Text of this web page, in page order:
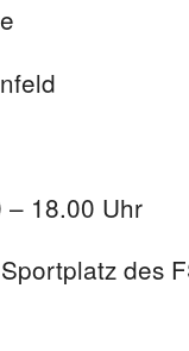
– 18.00 Uhr
des